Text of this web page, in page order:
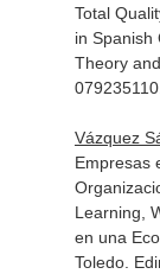
Total
in Spanish
Theory
079235110
Vázquez
Empresas
Learning,
en una
Toledo.